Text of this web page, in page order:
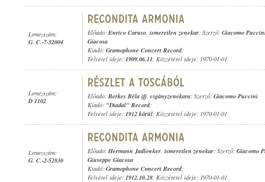
Lemezszám:
G. C.-7-52004
Előadó: Enrico Caruso, ismeretlen zenekar; Szerző: Giacomo
Giacosa
Kiadó: Gramophone Concert Record;
Felvétel ideje: 1909.06.11; Közzététel ideje: 1970-01-01
Lemezszám:
D 1102
Előadó: Berkes Béla ifj. cigányzenekara; Szerző: Giacomo Puccini
Kiadó: "Diadal" Record;
Felvétel ideje: 1912 körül; Közzététel ideje: 1970-01-01
Lemezszám:
G. C.-2-52830
Előadó: Hermann Jadlowker, ismeretlen zenekar; Szerző: Giacomo
Giuseppe Giacosa
Kiadó: Gramophone Concert Record;
Felvétel ideje: 1912.10.28; Közzététel ideje: 1970-01-01